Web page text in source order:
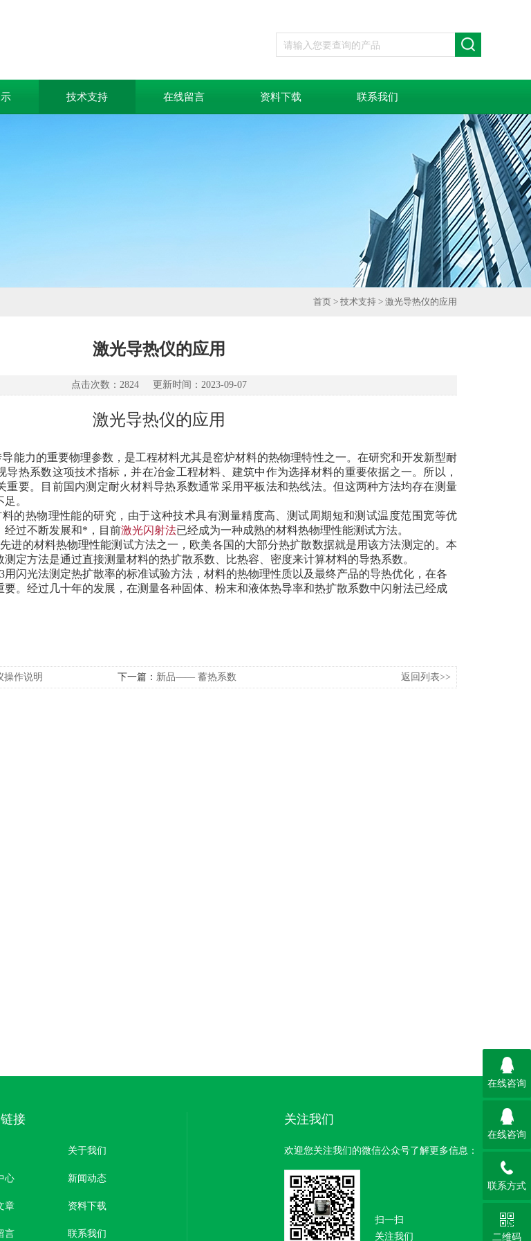
技术支持 在线留言 资料下载 联系我们
首页 > 技术支持 > 激光导热仪的应用
激光导热仪的应用
点击次数：2824 更新时间：2023-09-07
激光导热仪的应用
能力的重要物理参数，是工程材料尤其是窑炉材料的热物理特性之一。在研究和开发新型耐
导热系数这项技术指标，并在冶金工程材料、建筑中作为选择材料的重要依据之一。所以，
重要。目前国内测定耐火材料导热系数通常采用平板法和热线法。但这两种方法均存在测量
。
的热物理性能的研究，由于这种技术具有测量精度高、测试周期短和测试温度范围宽等优
经过不断发展和*，目前激光闪射法已经成为一种成熟的材料热物理性能测试方法。
进的材料热物理性能测试方法之一，欧美各国的大部分热扩散数据就是用该方法测定的。本
测定方法是通过直接测量材料的热扩散系数、比热容、密度来计算材料的导热系数。
用闪光法测定热扩散率的标准试验方法， 材料的热物理性质以及最终产品的导热优化， 在各
。经过几十年的发展，在测量各种固体、粉末和液体热导率和热扩散系数中闪射法已经成
操作说明 下一篇： 新品—— 蓄热系数 返回列表>>
接
关于我们
心 新闻动态
章 资料下载
言 联系我们
关注我们
欢迎您关注我们的微信公众号了解更多信息：
扫一扫
关注我们
在线咨询
在线咨询
联系方式
二维码